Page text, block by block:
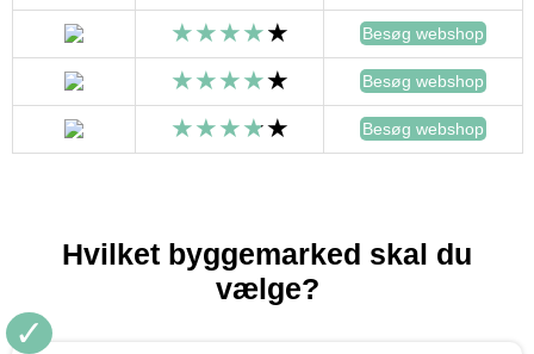
Besøg webshop
Besøg webshop
Besøg webshop
Hvilket byggemarked skal du
vælge?
✓